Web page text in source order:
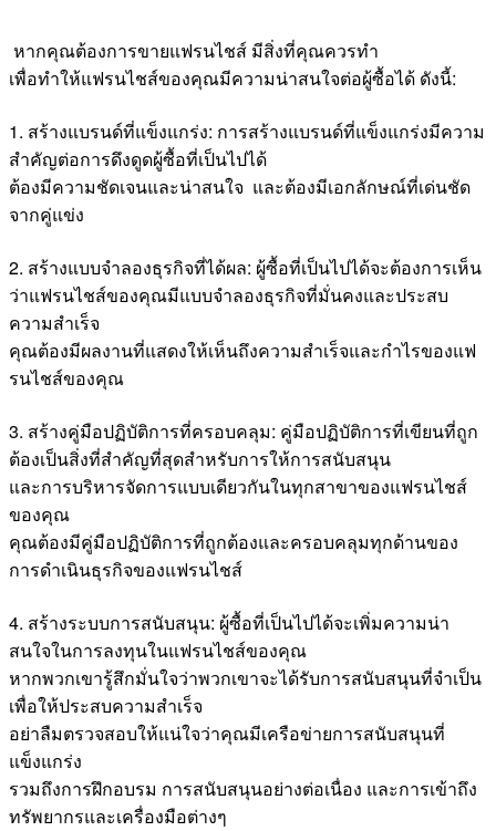
หากคุณต้องการขายแฟรนไชส์ มีสิ่งที่คุณควรทำ
เพื่อทำให้แฟรนไชส์ของคุณมีความน่าสนใจต่อผู้ซื้อได้ ดังนี้:
1. สร้างแบรนด์ที่แข็งแกร่ง: การสร้างแบรนด์ที่แข็งแกร่งมีความ
สำคัญต่อการดึงดูดผู้ซื้อที่เป็นไปได้
ต้องมีความชัดเจนและน่าสนใจ และต้องมีเอกลักษณ์ที่เด่นชัด
จากคู่แข่ง
2. สร้างแบบจำลองธุรกิจที่ได้ผล: ผู้ซื้อที่เป็นไปได้จะต้องการเห็น
ว่าแฟรนไชส์ของคุณมีแบบจำลองธุรกิจที่มั่นคงและประสบ
ความสำเร็จ
คุณต้องมีผลงานที่แสดงให้เห็นถึงความสำเร็จและกำไรของแฟ
รนไชส์ของคุณ
3. สร้างคู่มือปฏิบัติการที่ครอบคลุม: คู่มือปฏิบัติการที่เขียนที่ถูก
ต้องเป็นสิ่งที่สำคัญที่สุดสำหรับการให้การสนับสนุน
และการบริหารจัดการแบบเดียวกันในทุกสาขาของแฟรนไชส์
ของคุณ
คุณต้องมีคู่มือปฏิบัติการที่ถูกต้องและครอบคลุมทุกด้านของ
การดำเนินธุรกิจของแฟรนไชส์
4. สร้างระบบการสนับสนุน: ผู้ซื้อที่เป็นไปได้จะเพิ่มความน่า
สนใจในการลงทุนในแฟรนไชส์ของคุณ
หากพวกเขารู้สึกมั่นใจว่าพวกเขาจะได้รับการสนับสนุนที่จำเป็น
เพื่อให้ประสบความสำเร็จ
อย่าลืมตรวจสอบให้แน่ใจว่าคุณมีเครือข่ายการสนับสนุนที่
แข็งแกร่ง
รวมถึงการฝึกอบรม การสนับสนุนอย่างต่อเนื่อง และการเข้าถึง
ทรัพยากรและเครื่องมือต่างๆ